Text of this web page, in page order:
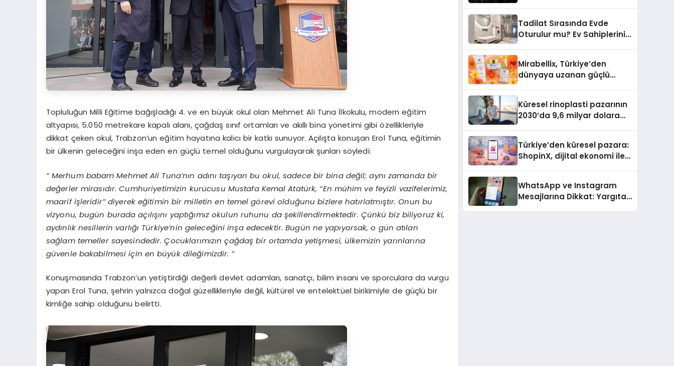
Topluluğun Milli Eğitime bağışladığı 4. ve en büyük okul olan Mehmet Ali Tuna İlkokulu, modern eğitim
altyapısı, 5.050 metrekare kapalı alanı, çağdaş sınıf ortamları ve akıllı bina yönetimi gibi özellikleriyle
dikkat çeken okul, Trabzon’un eğitim hayatına kalıcı bir katkı sunuyor. Açılışta konuşan Erol Tuna, eğitimin
bir ülkenin geleceğini inşa eden en güçlü temel olduğunu vurgulayarak şunları söyledi:
“ Merhum babam Mehmet Ali Tuna’nın adını taşıyan bu okul, sadece bir bina değil; aynı zamanda bir
değerler mirasıdır. Cumhuriyetimizin kurucusu Mustafa Kemal Atatürk, “En mühim ve feyizli vazifelerimiz,
maarif işleridir” diyerek eğitimin bir milletin en temel görevi olduğunu bizlere hatırlatmıştır. Onun bu
vizyonu, bugün burada açılışını yaptığımız okulun ruhunu da şekillendirmektedir. Çünkü biz biliyoruz ki,
aydınlık nesillerin varlığı Türkiye’nin geleceğini inşa edecektir. Bugün ne yapıyorsak, o gün atılan
sağlam temeller sayesindedir. Çocuklarımızın çağdaş bir ortamda yetişmesi, ülkemizin yarınlarına
güvenle bakabilmesi için en büyük dileğimizdir. ”
Konuşmasında Trabzon’un yetiştirdiği değerli devlet adamları, sanatçı, bilim insanı ve sporculara da vurgu
yapan Erol Tuna, şehrin yalnızca doğal güzellikleriyle değil, kültürel ve entelektüel birikimiyle de güçlü bir
kimliğe sahip olduğunu belirtti.
Tadilat Sırasında Evde
Oturulur mu? Ev Sahiplerinin
Mirabellix, Türkiye’den
dünyaya uzanan güçlü
Küresel rinoplasti pazarının
2030’da 9,6 milyar dolara
Türkiye’den küresel pazara:
ShopinX, dijital ekonomi ile
WhatsApp ve Instagram
Mesajlarına Dikkat: Yargıtay